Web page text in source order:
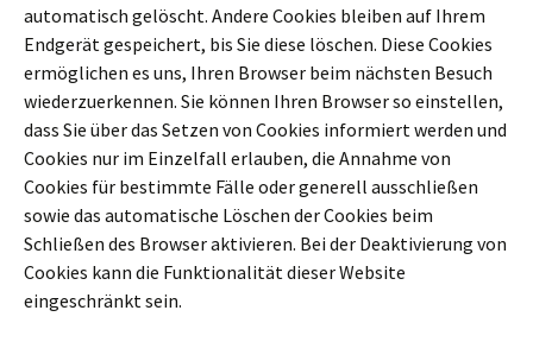
automatisch gelöscht. Andere Cookies bleiben auf Ihrem
Endgerät gespeichert, bis Sie diese löschen. Diese Cookies
ermöglichen es uns, Ihren Browser beim nächsten Besuch
wiederzuerkennen. Sie können Ihren Browser so einstellen,
dass Sie über das Setzen von Cookies informiert werden und
Cookies nur im Einzelfall erlauben, die Annahme von
Cookies für bestimmte Fälle oder generell ausschließen
sowie das automatische Löschen der Cookies beim
Schließen des Browser aktivieren. Bei der Deaktivierung von
Cookies kann die Funktionalität dieser Website
eingeschränkt sein.